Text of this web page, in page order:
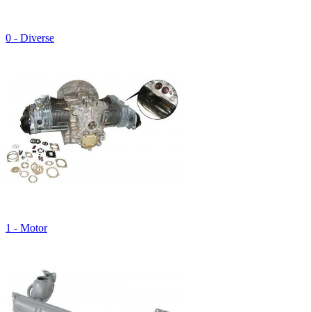
0 - Diverse
1 - Motor